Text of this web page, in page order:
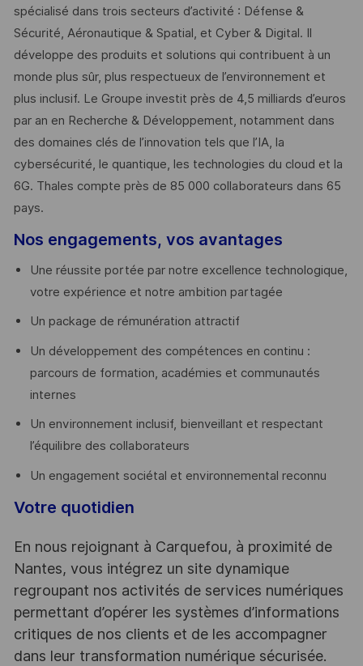
spécialisé dans trois secteurs d’activité : Défense &
Sécurité, Aéronautique & Spatial, et Cyber & Digital. Il
développe des produits et solutions qui contribuent à un
monde plus sûr, plus respectueux de l’environnement et
plus inclusif. Le Groupe investit près de 4,5 milliards d’euros
par an en Recherche & Développement, notamment dans
des domaines clés de l’innovation tels que l’IA, la
cybersécurité, le quantique, les technologies du cloud et la
6G. Thales compte près de 85 000 collaborateurs dans 65
pays. ​
Nos engagements, vos avantages
Une réussite portée par notre excellence technologique,
votre expérience et notre ambition partagée
Un package de rémunération attractif
Un développement des compétences en continu :
parcours de formation, académies et communautés
internes
Un environnement inclusif, bienveillant et respectant
l’équilibre des collaborateurs
Un engagement sociétal et environnemental reconnu
Votre quotidien
En nous rejoignant à Carquefou, à proximité de
Nantes, vous intégrez un site dynamique
regroupant nos activités de services numériques
permettant d’opérer les systèmes d’informations
critiques de nos clients et de les accompagner
dans leur transformation numérique sécurisée.